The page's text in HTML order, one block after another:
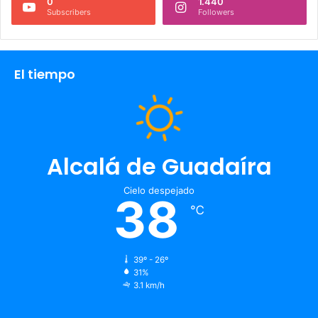
Subscribers Followers
El tiempo
Alcalá de Guadaíra
Cielo despejado
38 ℃
39º - 26º
31%
3.1 km/h